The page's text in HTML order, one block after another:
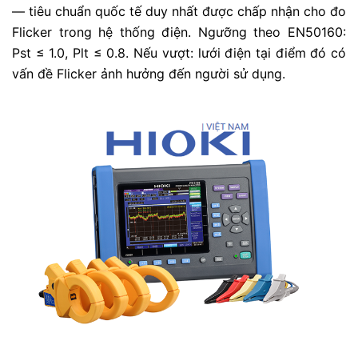
— tiêu chuẩn quốc tế duy nhất được chấp nhận cho đo
Flicker trong hệ thống điện. Ngưỡng theo EN50160:
Pst ≤ 1.0, Plt ≤ 0.8. Nếu vượt: lưới điện tại điểm đó có
vấn đề Flicker ảnh hưởng đến người sử dụng.